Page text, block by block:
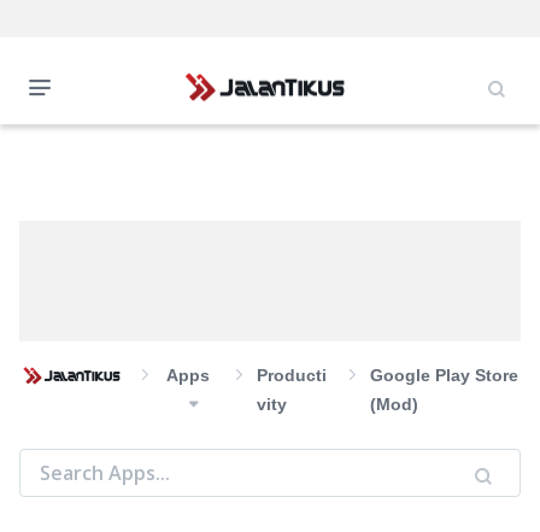
Apps
Producti
Vity
Google Play Store
(Mod)